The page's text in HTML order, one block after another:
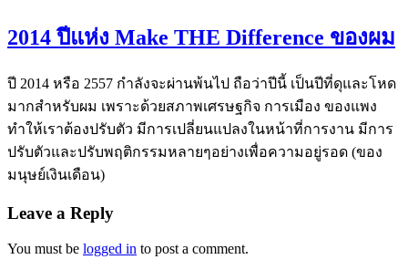
2014 ปีแห่ง Make THE Difference ของผม
ปี 2014 หรือ 2557 กำลังจะผ่านพ้นไป ถือว่าปีนี้ เป็นปีที่ดุและโหด
มากสำหรับผม เพราะด้วยสภาพเศรษฐกิจ การเมือง ของแพง
ทำให้เราต้องปรับตัว มีการเปลี่ยนแปลงในหน้าที่การงาน มีการ
ปรับตัวและปรับพฤติกรรมหลายๆอย่างเพื่อความอยู่รอด (ของ
มนุษย์เงินเดือน)
Leave a Reply
You must be logged in to post a comment.